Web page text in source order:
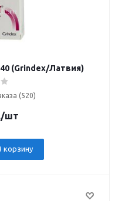
(Grindex/Латвия)
(520)
/шт
корзину